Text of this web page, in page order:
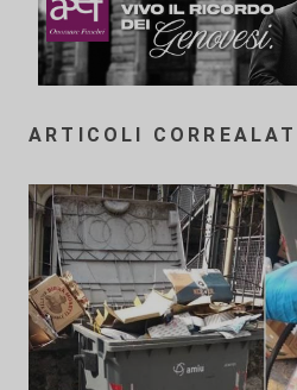
ARTICOLI CORREALATI